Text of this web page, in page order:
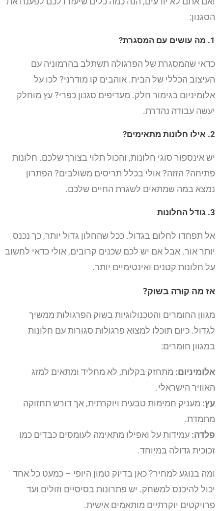
הסגנון:
1. מה עושים עם המסגרת?
כדאי שהמסגרת של הפרגולה תשתלב בהרמוניה עם
העיצוב הכללי של הבית. אוהבים קו מודרני? לכו על
אלומיניום בגימור חלק. מעדיפים סגנון כפרי? עץ מוחלק
יעשה עבודה נהדרת.
2. אילו חלונות מתאימים?
יש אינספור סוגי חלונות, והכול תלוי בצורך שלכם. חלונות
פתיחה? הזזה? אולי בכלל תריסים משולבים? הפתרון
נמצא במה שמתאים לשגרת החיים שלכם.
3. גודל החלונות
אל תפחדו לחלום בגדול. ככל שהחלון גדול יותר, כך נכנס
יותר אור. אבל אם יש לכם שכנים קרובים, אולי כדאי לחשוב
על חלונות קטנים ואינטימיים יותר.
אז מה קורה בשוק?
מגוון החומרים והטכנולוגיות בשוק הפרגולות ממשיך
לגדול. כיום תוכלו למצוא פרגולות סגורות עם חלונות
במגוון חומרים:
אלומיניום: מתחזק בקלות, לא מחליד ומתאים למזג
האוויר הישראלי.
עץ: מעניק חמימות טבעית ויוקרתית, אך דורש תחזוקה
מתמדת.
פלדה: עמידות על ואפילו מתאימה לעומסים כבדים כמו
זכוכית גדולה במיוחד.
ומה בנוגע למחיר? כאן בדיוק טמון היופי – כמעט כל אחד
יכול להיכנס למשחק. יש פתרונות בסיסיים וזולים ועד
פרויקטים יוקרתיים מותאמים אישית.